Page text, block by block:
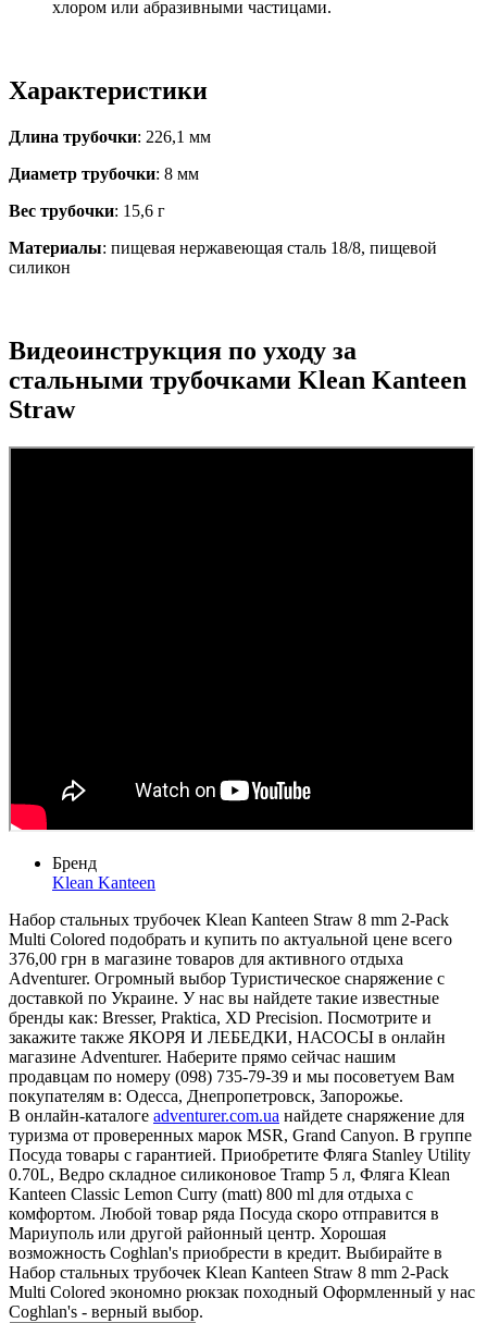
хлором или абразивными частицами.
Характеристики
Длина трубочки: 226,1 мм
Диаметр трубочки: 8 мм
Вес трубочки: 15,6 г
Материалы: пищевая нержавеющая сталь 18/8, пищевой
силикон
Видеоинструкция по уходу за
стальными трубочками Klean Kanteen
Straw
Бренд
Klean Kanteen
Набор стальных трубочек Klean Kanteen Straw 8 mm 2-Pack
Multi Colored подобрать и купить по актуальной цене всего
376,00 грн в магазине товаров для активного отдыха
Adventurer. Огромный выбор Туристическое снаряжение с
доставкой по Украине. У нас вы найдете такие известные
бренды как: Bresser, Praktica, XD Precision. Посмотрите и
закажите также ЯКОРЯ И ЛЕБЕДКИ, НАСОСЫ в онлайн
магазине Adventurer. Наберите прямо сейчас нашим
продавцам по номеру (098) 735-79-39 и мы посоветуем Вам
покупателям в: Одесса, Днепропетровск, Запорожье.
В онлайн-каталоге adventurer.com.ua найдете снаряжение для
туризма от проверенных марок MSR, Grand Canyon. В группе
Посуда товары с гарантией. Приобретите Фляга Stanley Utility
0.70L, Ведро складное силиконовое Tramp 5 л, Фляга Klean
Kanteen Classic Lemon Curry (matt) 800 ml для отдыха с
комфортом. Любой товар ряда Посуда скоро отправится в
Мариуполь или другой районный центр. Хорошая
возможность Coghlan's приобрести в кредит. Выбирайте в
Набор стальных трубочек Klean Kanteen Straw 8 mm 2-Pack
Multi Colored экономно рюкзак походный Оформленный у нас
Coghlan's - верный выбор.